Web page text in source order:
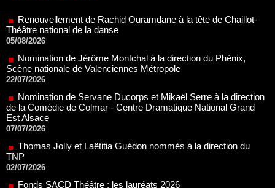
Nomination de Jérôme Montchal à la direction du Phénix,
Scène nationale de Valenciennes Métropole
22/07/2026
Nomination de Servane Ducorps et Mikaël Serre à la direction
de la Comédie de Colmar - Centre Dramatique National Grand
Est Alsace
07/07/2026
Thomas Jolly et Laëtitia Guédon nommés à la direction du
TNP
02/07/2026
Fonds SACD Théâtre : les lauréats 2026
23/06/2026